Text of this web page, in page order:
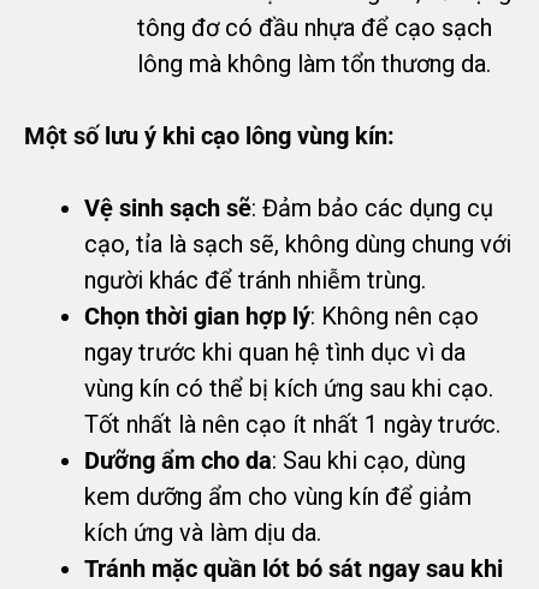
tông đơ có đầu nhựa để cạo sạch
lông mà không làm tổn thương da.
Một số lưu ý khi cạo lông vùng kín:
Vệ sinh sạch sẽ: Đảm bảo các dụng cụ
cạo, tỉa là sạch sẽ, không dùng chung với
người khác để tránh nhiễm trùng.
Chọn thời gian hợp lý: Không nên cạo
ngay trước khi quan hệ tình dục vì da
vùng kín có thể bị kích ứng sau khi cạo.
Tốt nhất là nên cạo ít nhất 1 ngày trước.
Dưỡng ẩm cho da: Sau khi cạo, dùng
kem dưỡng ẩm cho vùng kín để giảm
kích ứng và làm dịu da.
Tránh mặc quần lót bó sát ngay sau khi